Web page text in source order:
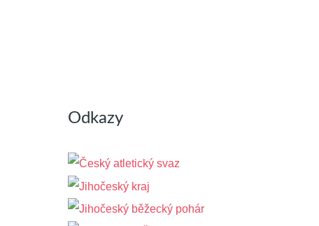
Odkazy